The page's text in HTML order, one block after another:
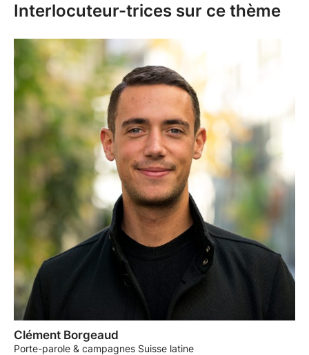
Interlocuteur-trices sur ce thème
Clément Borgeaud
Porte-parole & campagnes Suisse latine